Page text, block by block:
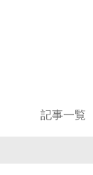
記事一覧